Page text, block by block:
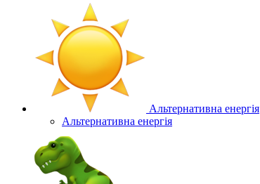
Альтернативна енергія
Альтернативна енергія